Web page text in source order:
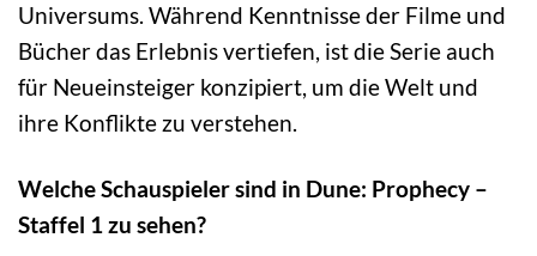
Universums. Während Kenntnisse der Filme und
Bücher das Erlebnis vertiefen, ist die Serie auch
für Neueinsteiger konzipiert, um die Welt und
ihre Konflikte zu verstehen.
Welche Schauspieler sind in Dune: Prophecy –
Staffel 1 zu sehen?